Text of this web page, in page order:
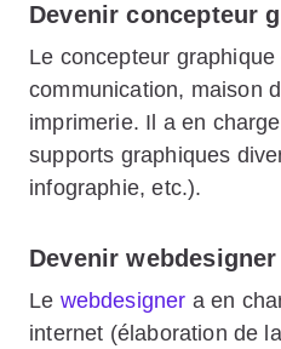
Devenir concepteur
Le concepteur
communication, maison
imprimerie. Il a en
supports graphiques
infographie, etc.).
Devenir webdesigner
Le webdesigner a en
internet (élaboration de